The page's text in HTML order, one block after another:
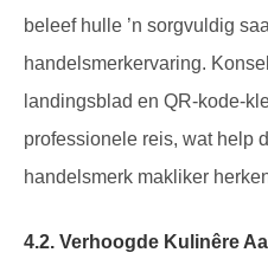
beleef hulle ’n sorgvuldig
handelsmerkervaring.
landingsblad en QR-kode-
professionele reis, wat help
handelsmerk makliker
4.2. Verhoogde Kulinêre